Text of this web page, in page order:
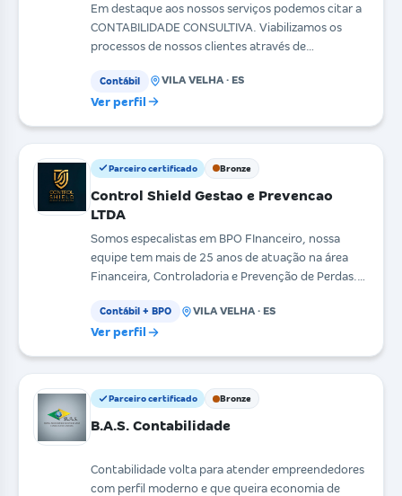
Em destaque aos nossos serviços podemos citar a
CONTABILIDADE CONSULTIVA. Viabilizamos os
processos de nossos clientes através de
Contábil VILA VELHA · ES
Ver perfil
Parceiro certificado Bronze
Control Shield Gestao e Prevencao
LTDA
Somos especalistas em BPO FInanceiro, nossa
equipe tem mais de 25 anos de atuação na área
Financeira, Controladoria e Prevenção de Perdas.
Contábil + BPO VILA VELHA · ES
Ver perfil
Parceiro certificado Bronze
B.A.S. Contabilidade
Contabilidade volta para atender empreendedores
com perfil moderno e que queira economia de